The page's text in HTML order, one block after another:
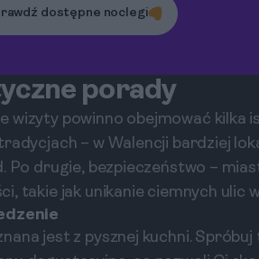
dostępne noclegi
porady
wizyty powinno obejmować
– w Walencji bardziej
Po drugie, bezpieczeństwo –
takie jak unikanie ciemnych ulic
jest z pysznej kuchni.